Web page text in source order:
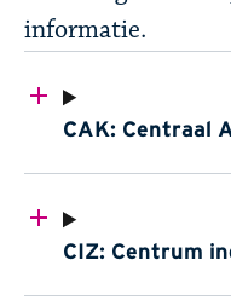
informatie.
CAK: Centraal
CIZ: Centrum